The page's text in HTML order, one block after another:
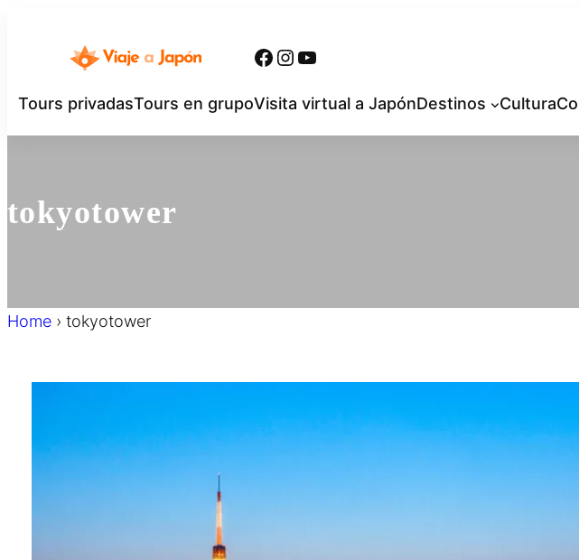
ス
Facebook
Instagram
YouTube
Tours privadasTours en grupoVisita virtual a JapónDestinos Cultura
tokyotower
Home › tokyotower